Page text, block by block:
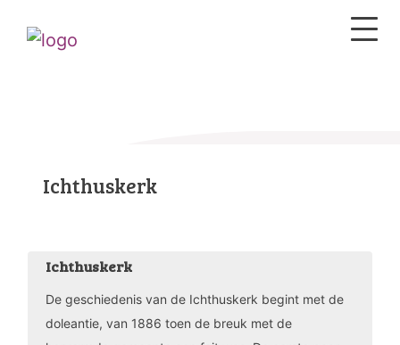
Ichthuskerk
Ichthuskerk
De geschiedenis van de Ichthuskerk begint met de
doleantie, van 1886 toen de breuk met de